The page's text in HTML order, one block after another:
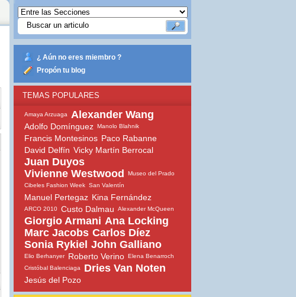
¿ Aún no eres miembro ?
Propón tu blog
TEMAS POPULARES
Amaya Arzuaga Alexander Wang
Adolfo Domínguez Manolo Blahnik
Francis Montesinos Paco Rabanne
David Delfín Vicky Martín Berrocal
Juan Duyos
Vivienne Westwood
Museo del Prado
Cibeles Fashion Week San Valentín
Manuel Pertegaz Kina Fernández
ARCO 2010 Custo Dalmau Alexander McQueen
Giorgio Armani Ana Locking
Marc Jacobs Carlos Díez
Sonia Rykiel John Galliano
Elio Berhanyer Roberto Verino Elena Benarroch
Cristóbal Balenciaga
Dries Van Noten
Jesús del Pozo